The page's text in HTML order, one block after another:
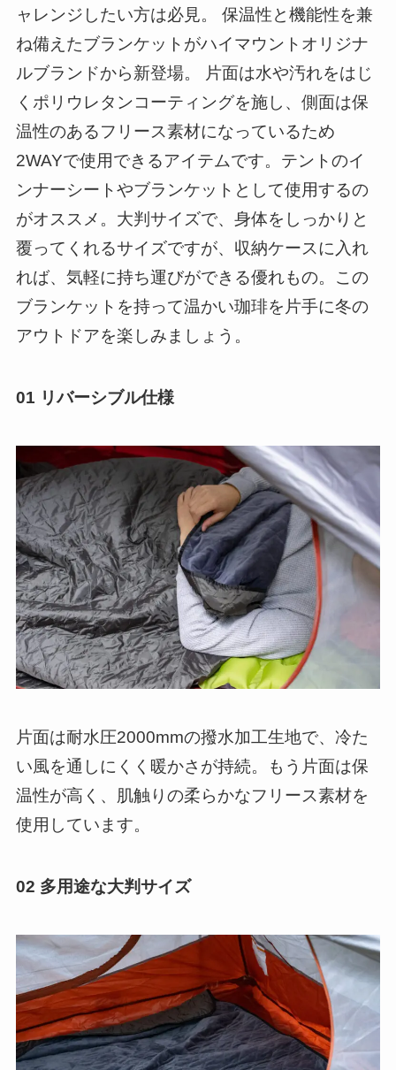
ャレンジしたい方は必見。 保温性と機能性を兼
ね備えたブランケットがハイマウントオリジナ
ルブランドから新登場。 片面は水や汚れをはじ
くポリウレタンコーティングを施し、側面は保
温性のあるフリース素材になっているため
2WAYで使用できるアイテムです。テントのイ
ンナーシートやブランケットとして使用するの
がオススメ。大判サイズで、身体をしっかりと
覆ってくれるサイズですが、収納ケースに入れ
れば、気軽に持ち運びができる優れもの。この
ブランケットを持って温かい珈琲を片手に冬の
アウトドアを楽しみましょう。
01 リバーシブル仕様
片面は耐水圧2000mmの撥水加工生地で、冷た
い風を通しにくく暖かさが持続。もう片面は保
温性が高く、肌触りの柔らかなフリース素材を
使用しています。
02 多用途な大判サイズ